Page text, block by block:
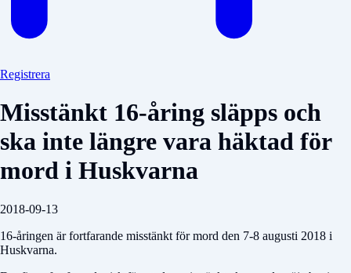
Registrera
Misstänkt 16-åring släpps och
ska inte längre vara häktad för
mord i Huskvarna
2018-09-13
16-åringen är fortfarande misstänkt för mord den 7-8 augusti 2018 i
Huskvarna.